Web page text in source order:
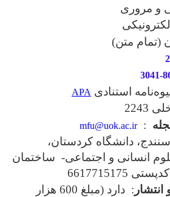
و مروری
(تمام متن)
3041-
استنادی APA
:
mfu@uok.ac.ir
سنندج، دانشگاه کردستان،
انسانی و اجتماعی- ساختمان
: دارد (مبلغ 600 هزار